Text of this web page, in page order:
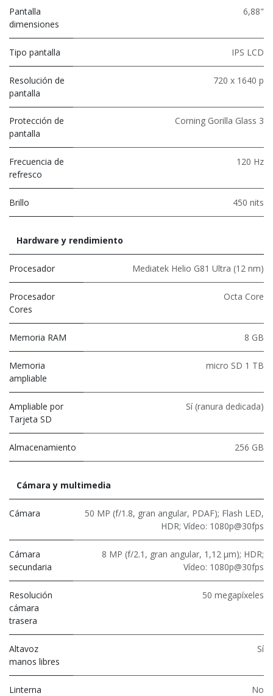
Pantalla
dimensiones
6,88"
Tipo pantalla IPS LCD
Resolución de
pantalla
720 x 1640 p
Protección de
pantalla
Corning Gorilla Glass 3
Frecuencia de
refresco
120 Hz
Brillo 450 nits
Hardware y rendimiento
Procesador Mediatek Helio G81 Ultra (12 nm)
Procesador
Cores
Octa Core
Memoria RAM 8 GB
Memoria
ampliable
micro SD 1 TB
Ampliable por
Tarjeta SD
Sí (ranura dedicada)
Almacenamiento 256 GB
Cámara y multimedia
Cámara
50 MP (f/1.8, gran angular, PDAF); Flash LED,
HDR; Vídeo: 1080p@30fps
Cámara
secundaria
8 MP (f/2.1, gran angular, 1,12 μm); HDR;
Vídeo: 1080p@30fps
Resolución
cámara
trasera
50 megapíxeles
Altavoz
manos libres
Sí
Linterna No